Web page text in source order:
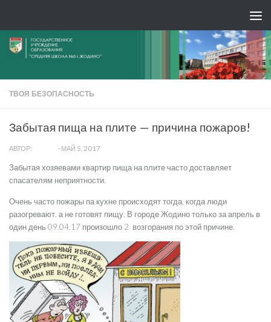
ТВОЯ БЕЗОПАСНОСТЬ
Забытая пища на плите — причина пожаров!
АВТОР: · МАЙ 5, 2017
Забытая хозяевами квартир пища на плите часто доставляет
спасателям неприятности.
Очень часто пожары па кухне происходят тогда, когда люди
разогревают, а не готовят пищу. В городе Жодино только за апрель в
один день 09.04.17 произошло 2 возгорания по этой причине.